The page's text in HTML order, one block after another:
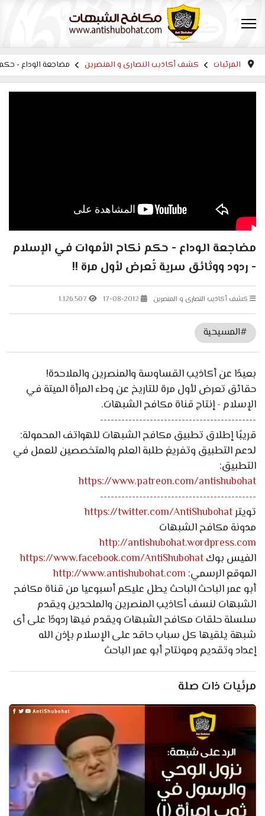
المرئيات كشف أكاذيب النصارى و المنصرين مضاجعة الوداع -
مضاجعة الوداع - حكم نكاح الأموات في الإسلام
- ردود ووثائق سرية تُعرض لأول مرة !!
كشف أكاذيب النصارى و المنصرين 17-08-2012
1.126.507
#المسيحية
بعيدًا عن أكاذيب القساوسة والمنصرين والملاحدة!
حقائق تعرض لأول مرة للتاريخ عن وطء المرأة الميتة في
الإسلام - إنتاج قناة مكافح الشبهات.
--------------------------------------------
قريبًا إطلاق تطبيق مكافح الشبهات للهواتف المحمولة:
لدعم التطبيق وتفريغ طلبة العلم والمتخصصين للعمل في
التطبيق:
https://www.patreon.com/antishubohat
--------------------------------------------
تويترhttps://twitter.com/AntiShubohat
مدونة مكافح الشبهات
http://antishubohat.wordpress.com
الفيس بوكhttps://www.facebook.com/AntiShubohat
الموقع الرسمي: http://www.antishubohat.com
أبو عمر الباحث الباحث يطل عليكم أسبوعيا من قناة مكافح
الشبهات لنسف أكاذيب المنصرين والملحدين ويقدم
سلسلة حلقات مكافح الشبهات ويقدم فيها ردودًا على أى
شبهة يلقيها كل سباب حاقد على الإسلام بإذن الله
إعداد وتقديم ومونتاج أبو عمر الباحث
مرئيات ذات صلة